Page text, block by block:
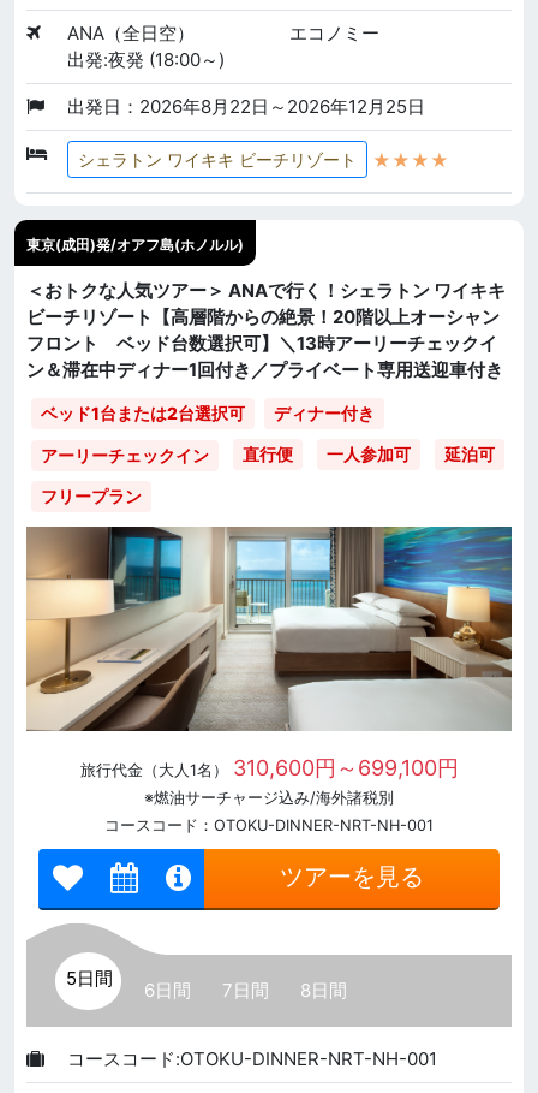
ANA（全日空）
エコノミー
出発:夜発 (18:00～)
出発日：2026年8月22日～2026年12月25日
シェラトン ワイキキ ビーチリゾート ★★★★
東京(成田)発/オアフ島(ホノルル)
＜おトクな人気ツアー＞ ANAで行く！シェラトン ワイキキ
ビーチリゾート【高層階からの絶景！20階以上オーシャン
フロント ベッド台数選択可】＼13時アーリーチェックイ
ン＆滞在中ディナー1回付き／プライベート専用送迎車付き
ベッド1台または2台選択可 ディナー付き
アーリーチェックイン 直行便 一人参加可 延泊可
フリープラン
旅行代金（大人1名） 310,600円～699,100円
※燃油サーチャージ込み/海外諸税別
コースコード：OTOKU-DINNER-NRT-NH-001
ツアーを見る
5日間
6日間 7日間 8日間
コースコード:OTOKU-DINNER-NRT-NH-001